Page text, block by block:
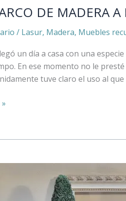
DE MADERA A
/ Lasur, Madera, Muebles
un día a casa con una
En ese momento no le
tuve claro el uso al